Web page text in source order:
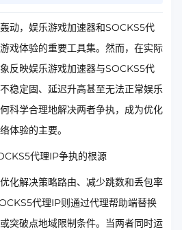
动，娱乐游戏加速器和SOCKS5代
戏体验的重要工具集。然而，在实际
反映娱乐游戏加速器与SOCKS5代
稳定固、延迟升高甚至无法正常娱乐
科学合理地解决两者争执，成为优化
体验的主要。
代理IP争执的根源
化解决策略路由、减少跳数和丢包率
代理IP则通过代理帮助端替换
突破点地域限制条件。当两者同时运